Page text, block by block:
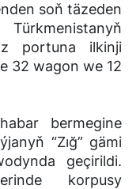
soň täzeden
portuna ilkinji
32 wagon we 12
bermegine
“Zığ” gämi
geçirildi.
korpusy